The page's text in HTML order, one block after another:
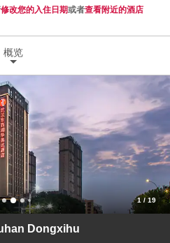
修改您的入住日期或者查看附近的酒店
概览
1 / 19
Dongxihu